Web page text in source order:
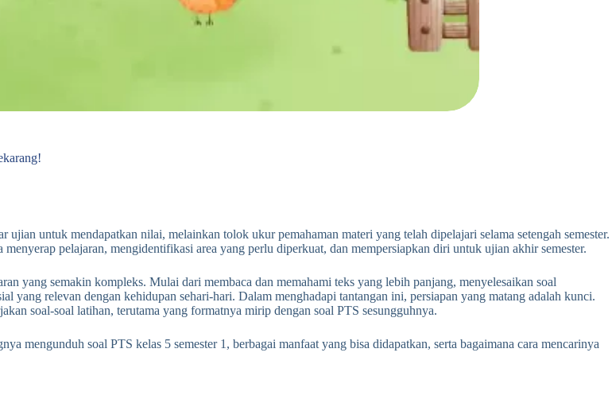
untuk mendapatkan nilai, melainkan tolok ukur pemahaman materi yang telah dipelajari selama setengah semester.
pelajaran, mengidentifikasi area yang perlu diperkuat, dan mempersiapkan diri untuk ujian akhir semester.
yang semakin kompleks. Mulai dari membaca dan memahami teks yang lebih panjang, menyelesaikan soal
yang relevan dengan kehidupan sehari-hari. Dalam menghadapi tantangan ini, persiapan yang matang adalah kunci.
soal-soal latihan, terutama yang formatnya mirip dengan soal PTS sesungguhnya.
mengunduh soal PTS kelas 5 semester 1, berbagai manfaat yang bisa didapatkan, serta bagaimana cara mencarinya